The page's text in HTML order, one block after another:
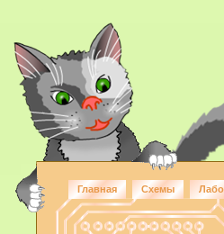
Главная Схемы